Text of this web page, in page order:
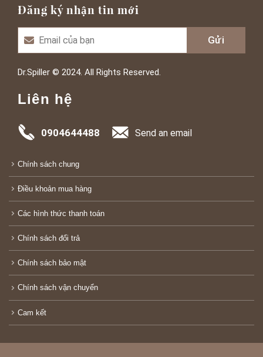
Đăng ký nhận tin mới
Dr.Spiller © 2024. All Rights Reserved.
Liên hệ
0904644488 Send an email
Chính sách chung
Điều khoản mua hàng
Các hình thức thanh toán
Chính sách đổi trả
Chính sách bảo mật
Chính sách vận chuyển
Cam kết